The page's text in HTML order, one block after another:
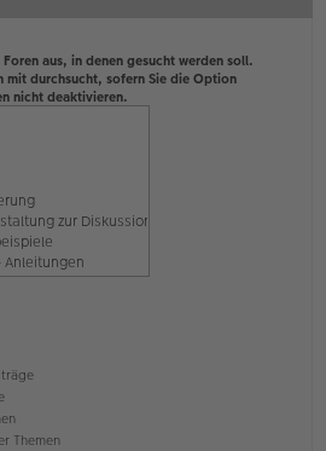
aus, in denen gesucht werden soll.
mit durchsucht, sofern Sie die Option
nicht deaktivieren.
Themen